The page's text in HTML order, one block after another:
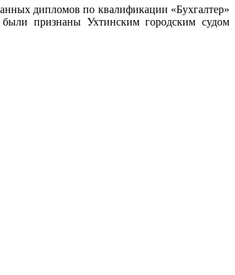
дипломов по квалификации «Бухгалтер»
признаны Ухтинским городским судом